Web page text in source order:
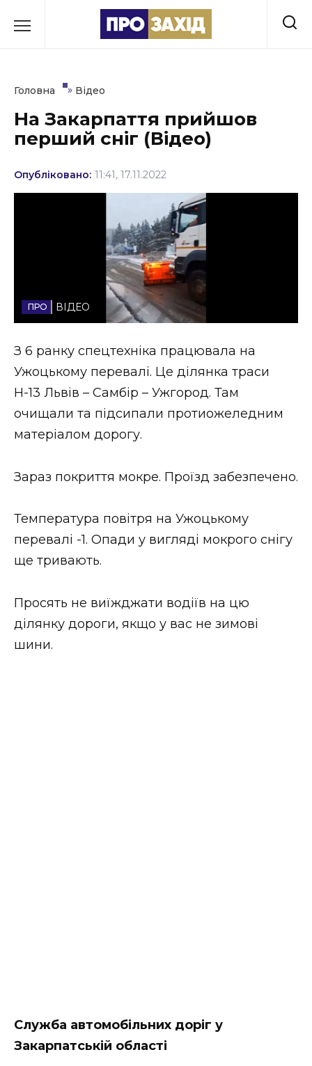
до
Культура
Освіта
Стиль життя
Втрачений Ужгород
Втрачений Ужгород (відеоверсія)
НОВИНИ ЗАХІДНОЇ УКРАЇНИ
ВІДЕО
Головна » Відео
На Закарпаття прийшов
перший сніг (Відео)
Опубліковано: 11:41, 17.11.2022
ВІДЕО
З 6 ранку спецтехніка працювала на
Ужоцькому перевалі. Це ділянка траси
Н-13 Львів – Самбір – Ужгород. Там
очищали та підсипали протиожеледним
матеріалом дорогу.
Зараз покриття мокре. Проїзд забезпечено.
Температура повітря на Ужоцькому
перевалі -1. Опади у вигляді мокрого снігу
ще тривають.
Просять не виїжджати водіїв на цю
ділянку дороги, якщо у вас не зимові
шини.
Служба автомобільних доріг у
Закарпатській області